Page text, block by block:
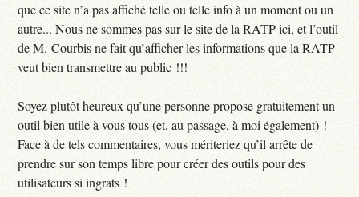
que ce site n’a pas affiché telle ou telle info à un moment ou un
autre... Nous ne sommes pas sur le site de la RATP ici, et l’outil
de M. Courbis ne fait qu’afficher les informations que la RATP
veut bien transmettre au public !!!
Soyez plutôt heureux qu’une personne propose gratuitement un
outil bien utile à vous tous (et, au passage, à moi également) !
Face à de tels commentaires, vous mériteriez qu’il arrête de
prendre sur son temps libre pour créer des outils pour des
utilisateurs si ingrats !